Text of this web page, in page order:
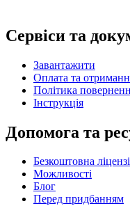
Сервіси та
Завантажити
Оплата та
Політика
Інструкція
Допомога та
Безкоштовна
Можливості
Блог
Перед придбанням